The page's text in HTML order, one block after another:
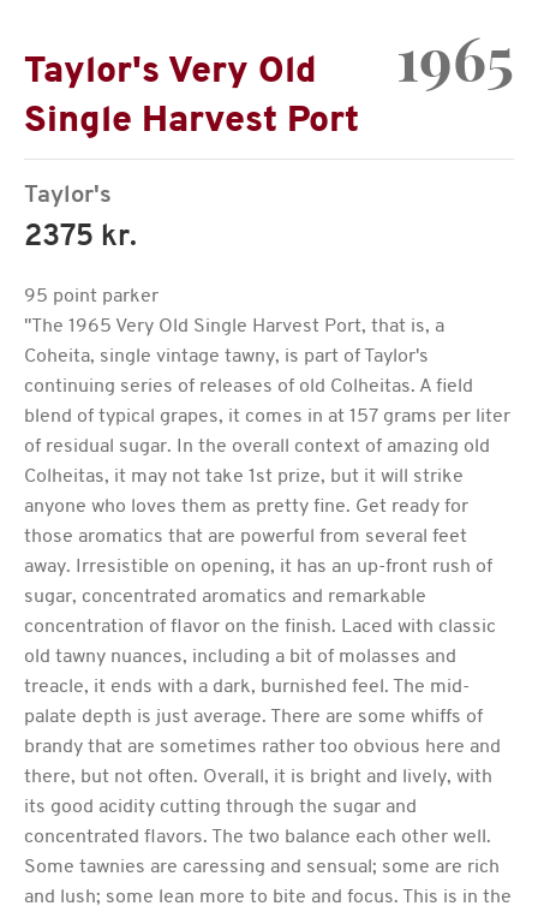
Taylor's Very Old
Single Harvest Port
1965
Taylor's
2375 kr.
95 point parker
"The 1965 Very Old Single Harvest Port, that is, a
Coheita, single vintage tawny, is part of Taylor's
continuing series of releases of old Colheitas. A field
blend of typical grapes, it comes in at 157 grams per liter
of residual sugar. In the overall context of amazing old
Colheitas, it may not take 1st prize, but it will strike
anyone who loves them as pretty fine. Get ready for
those aromatics that are powerful from several feet
away. Irresistible on opening, it has an up-front rush of
sugar, concentrated aromatics and remarkable
concentration of flavor on the finish. Laced with classic
old tawny nuances, including a bit of molasses and
treacle, it ends with a dark, burnished feel. The mid-
palate depth is just average. There are some whiffs of
brandy that are sometimes rather too obvious here and
there, but not often. Overall, it is bright and lively, with
its good acidity cutting through the sugar and
concentrated flavors. The two balance each other well.
Some tawnies are caressing and sensual; some are rich
and lush; some lean more to bite and focus. This is in the